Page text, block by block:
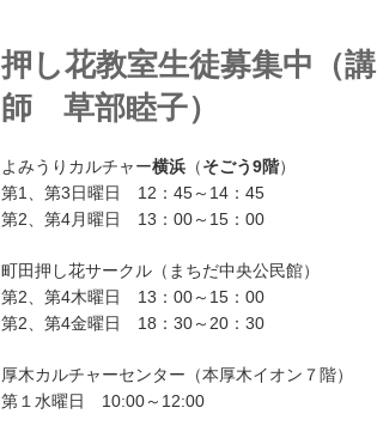
押し花教室生徒募集中（講
師 草部睦子）
よみうりカルチャー横浜（そごう9階）
第1、第3日曜日 12：45～14：45
第2、第4月曜日 13：00～15：00
町田押し花サークル（まちだ中央公民館）
第2、第4木曜日 13：00～15：00
第2、第4金曜日 18：30～20：30
厚木カルチャーセンター（本厚木イオン７階）
第１水曜日 10:00～12:00